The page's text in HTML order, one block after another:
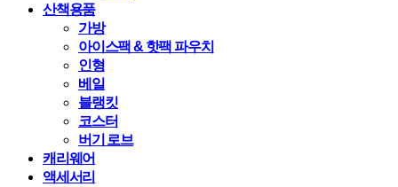
산책용품
가방
아이스팩 & 핫팩 파우치
인형
베일
블랭킷
코스터
버기 로브
캐리웨어
액세서리